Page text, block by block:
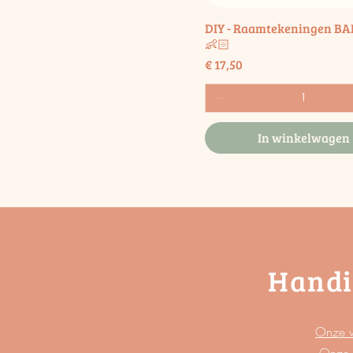
DIY - Raamtekeningen
👶🏻
Prijs
€ 17,50
In winkelwagen
Onze